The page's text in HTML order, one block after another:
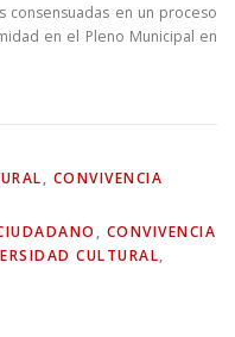
consensuadas en un proceso
en el Pleno Municipal en
, CONVIVENCIA
, CONVIVENCIA
CULTURAL,